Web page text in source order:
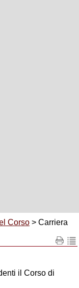
Corso > Carriera
il Corso di